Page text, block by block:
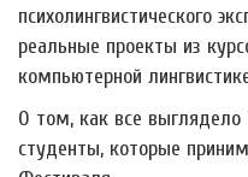
психолингвистического
реальные проекты из
компьютерной
О том, как все выглядело
студенты, которые